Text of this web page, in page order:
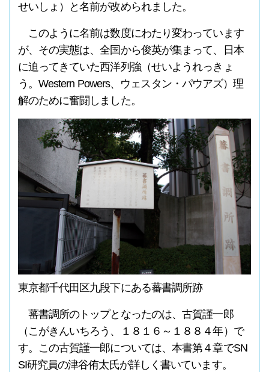
せいしょ）と名前が改められました。
このように名前は数度にわたり変わっています
が、その実態は、全国から俊英が集まって、日本
に迫ってきていた西洋列強（せいようれっきょ
う。Western Powers、ウェスタン・パウアズ）理
解のために奮闘しました。
東京都千代田区九段下にある蕃書調所跡
蕃書調所のトップとなったのは、古賀謹一郎
（こがきんいちろう、１８１６～１８８４年）で
す。この古賀謹一郎については、本書第４章でSN
SI研究員の津谷侑太氏が詳しく書いています。